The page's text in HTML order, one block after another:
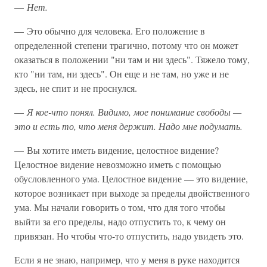
— Нет.
— Это обычно для человека. Его положение в
определенной степени трагично, потому что он может
оказаться в положении "ни там и ни здесь". Тяжело тому,
кто "ни там, ни здесь". Он еще и не там, но уже и не
здесь, не спит и не проснулся.
— Я кое-что понял. Видимо, мое понимание свободы —
это и есть то, что меня держит. Надо мне подумать.
— Вы хотите иметь видение, целостное видение?
Целостное видение невозможно иметь с помощью
обусловленного ума. Целостное видение — это видение,
которое возникает при выходе за пределы двойственного
ума. Мы начали говорить о том, что для того чтобы
выйти за его пределы, надо отпустить то, к чему он
привязан. Но чтобы что-то отпустить, надо увидеть это.
Если я не знаю, например, что у меня в руке находится